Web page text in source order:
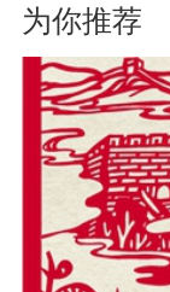
为你推荐